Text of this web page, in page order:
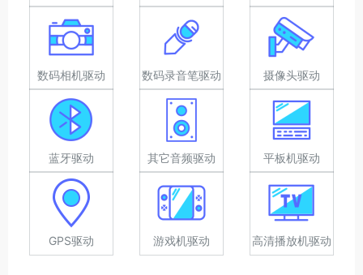
数码相机驱动 数码录音笔驱动 摄像头驱动
蓝牙驱动 其它音频驱动 平板机驱动
GPS驱动 游戏机驱动 高清播放机驱动